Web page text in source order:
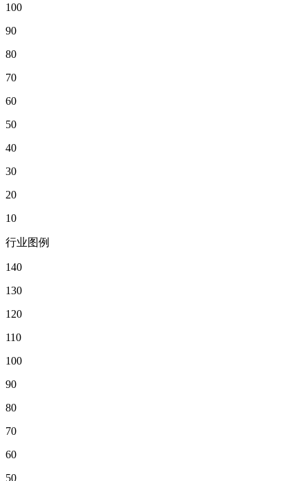
100
90
80
70
60
50
40
30
20
10
行业图例
140
130
120
110
100
90
80
70
60
50